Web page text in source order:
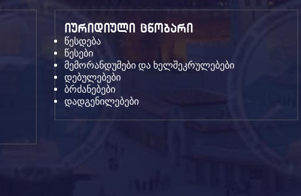
იურიდიული ცნობარი
წესდება
წესები
მემორანდუმები და ხელშეკრულებები
დებულებები
ბრძანებები
დადგენილებები